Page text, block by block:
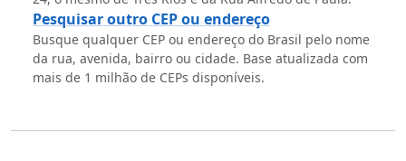
Pesquisar outro CEP ou endereço
Busque qualquer CEP ou endereço do Brasil pelo nome
da rua, avenida, bairro ou cidade. Base atualizada com
mais de 1 milhão de CEPs disponíveis.